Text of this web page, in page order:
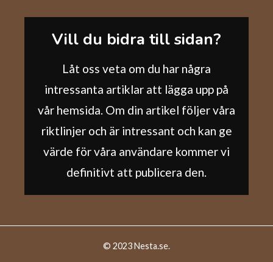
Vill du bidra till sidan?
Låt oss veta om du har några
intressanta artiklar att lägga upp på
vår hemsida. Om din artikel följer våra
riktlinjer och är intressant och kan ge
värde för våra användare kommer vi
definitivt att publicera den.
© 2023 Nesta.se.